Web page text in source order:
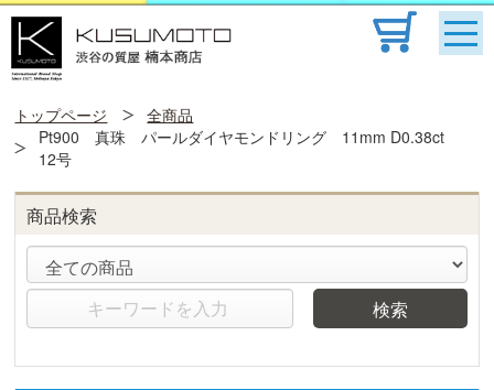
トップページ
全商品
Pt900 真珠 パールダイヤモンドリング 11mm D0.38ct
12号
商品検索
検索